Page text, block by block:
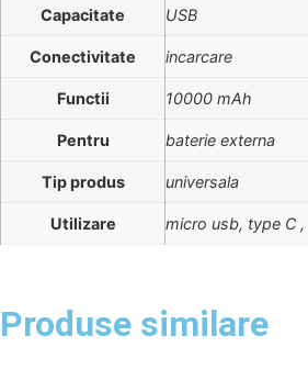
Capacitate USB
Conectivitate incarcare
Functii 10000 mAh
Pentru baterie externa
Tip produs universala
Utilizare micro usb, type C ,
Produse similare